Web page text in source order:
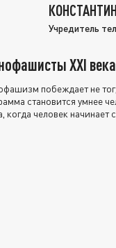
Учредитель
XXI века
побеждает не
становится умнее
когда человек начинает